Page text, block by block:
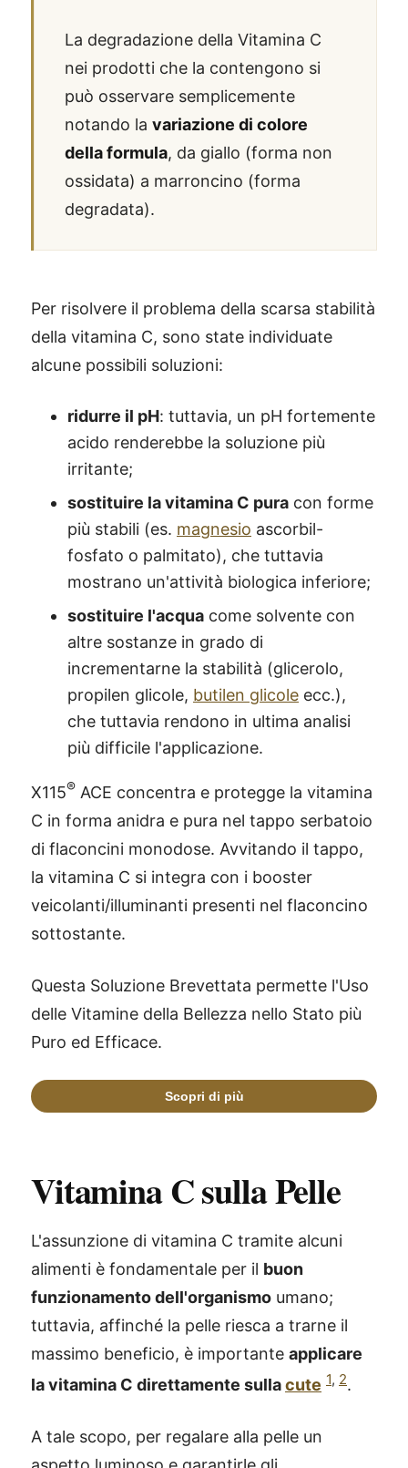
La degradazione della Vitamina C
nei prodotti che la contengono si
può osservare semplicemente
notando la variazione di colore
della formula, da giallo (forma non
ossidata) a marroncino (forma
degradata).
Per risolvere il problema della scarsa stabilità
della vitamina C, sono state individuate
alcune possibili soluzioni:
ridurre il pH: tuttavia, un pH fortemente
acido renderebbe la soluzione più
irritante;
sostituire la vitamina C pura con forme
più stabili (es. magnesio ascorbil-
fosfato o palmitato), che tuttavia
mostrano un'attività biologica inferiore;
sostituire l'acqua come solvente con
altre sostanze in grado di
incrementarne la stabilità (glicerolo,
propilen glicole, butilen glicole ecc.),
che tuttavia rendono in ultima analisi
più difficile l'applicazione.
X115® ACE concentra e protegge la vitamina
C in forma anidra e pura nel tappo serbatoio
di flaconcini monodose. Avvitando il tappo,
la vitamina C si integra con i booster
veicolanti/illuminanti presenti nel flaconcino
sottostante.
Questa Soluzione Brevettata permette l'Uso
delle Vitamine della Bellezza nello Stato più
Puro ed Efficace.
Vitamina C sulla Pelle
L'assunzione di vitamina C tramite alcuni
alimenti è fondamentale per il buon
funzionamento dell'organismo umano;
tuttavia, affinché la pelle riesca a trarne il
massimo beneficio, è importante applicare
la vitamina C direttamente sullacute 1, 2.
A tale scopo, per regalare alla pelle un